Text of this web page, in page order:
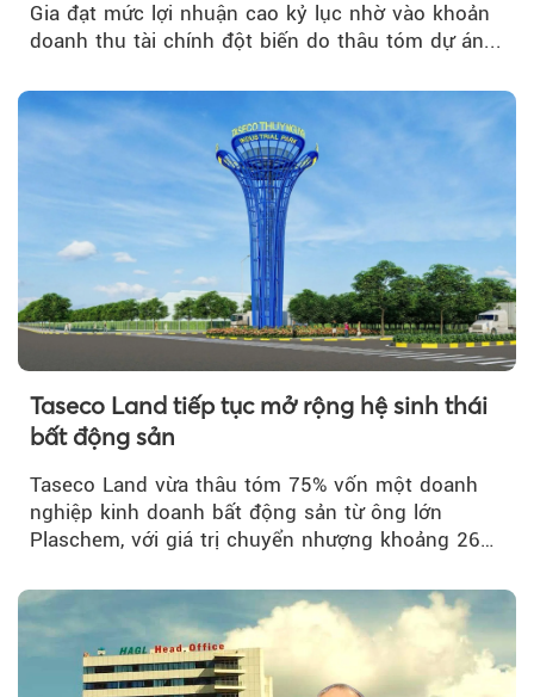
Gia đạt mức lợi nhuận cao kỷ lục nhờ vào khoản
doanh thu tài chính đột biến do thâu tóm dự án...
Taseco Land tiếp tục mở rộng hệ sinh thái
bất động sản
Taseco Land vừa thâu tóm 75% vốn một doanh
nghiệp kinh doanh bất động sản từ ông lớn
Plaschem, với giá trị chuyển nhượng khoảng 262